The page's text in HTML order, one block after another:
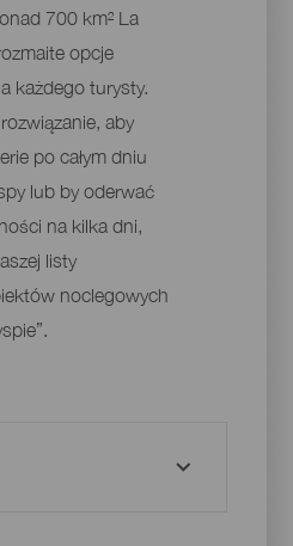
700 km² La
opcje
każdego turysty.
aby
po całym dniu
lub by oderwać
na kilka dni,
listy
noclegowych